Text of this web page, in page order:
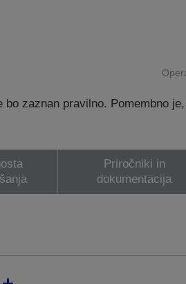
zaznan pravilno. Pomembno
Priročniki in
dokumentacija